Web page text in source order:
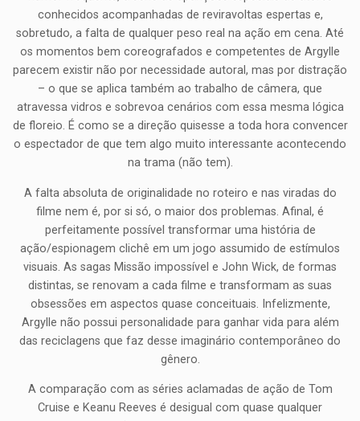
conhecidos acompanhadas de reviravoltas espertas e,
sobretudo, a falta de qualquer peso real na ação em cena. Até
os momentos bem coreografados e competentes de Argylle
parecem existir não por necessidade autoral, mas por distração
– o que se aplica também ao trabalho de câmera, que
atravessa vidros e sobrevoa cenários com essa mesma lógica
de floreio. É como se a direção quisesse a toda hora convencer
o espectador de que tem algo muito interessante acontecendo
na trama (não tem).
A falta absoluta de originalidade no roteiro e nas viradas do
filme nem é, por si só, o maior dos problemas. Afinal, é
perfeitamente possível transformar uma história de
ação/espionagem clichê em um jogo assumido de estímulos
visuais. As sagas Missão impossível e John Wick, de formas
distintas, se renovam a cada filme e transformam as suas
obsessões em aspectos quase conceituais. Infelizmente,
Argylle não possui personalidade para ganhar vida para além
das reciclagens que faz desse imaginário contemporâneo do
gênero.
A comparação com as séries aclamadas de ação de Tom
Cruise e Keanu Reeves é desigual com quase qualquer